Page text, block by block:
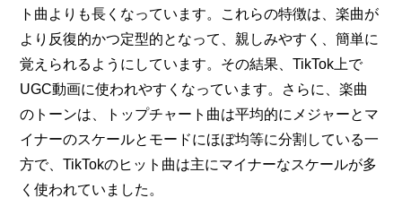
ト曲よりも長くなっています。これらの特徴は、楽曲が
より反復的かつ定型的となって、親しみやすく、簡単に
覚えられるようにしています。その結果、TikTok上で
UGC動画に使われやすくなっています。さらに、楽曲
のトーンは、トップチャート曲は平均的にメジャーとマ
イナーのスケールとモードにほぼ均等に分割している一
方で、TikTokのヒット曲は主にマイナーなスケールが多
く使われていました。